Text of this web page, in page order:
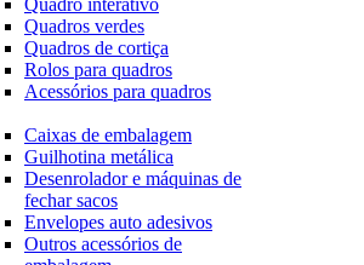
Quadro interativo
Quadros verdes
Quadros de cortiça
Rolos para quadros
Acessórios para quadros
Caixas de embalagem
Guilhotina metálica
Desenrolador e máquinas de
fechar sacos
Envelopes auto adesivos
Outros acessórios de